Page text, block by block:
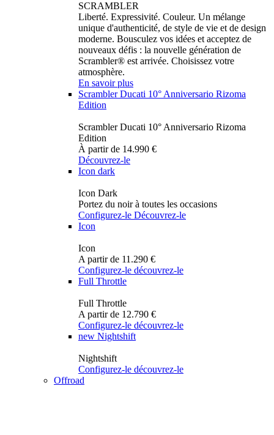
SCRAMBLER
Liberté. Expressivité. Couleur. Un mélange
unique d'authenticité, de style de vie et de design
moderne. Bousculez vos idées et acceptez de
nouveaux défis : la nouvelle génération de
Scrambler® est arrivée. Choisissez votre
atmosphère.
En savoir plus
Scrambler Ducati 10° Anniversario Rizoma
Edition
Scrambler Ducati 10° Anniversario Rizoma
Edition
À partir de 14.990 €
Découvrez-le
Icon dark
Icon Dark
Portez du noir à toutes les occasions
Configurez-le Découvrez-le
Icon
Icon
A partir de 11.290 €
Configurez-le découvrez-le
Full Throttle
Full Throttle
A partir de 12.790 €
Configurez-le découvrez-le
new Nightshift
Nightshift
Configurez-le découvrez-le
Offroad